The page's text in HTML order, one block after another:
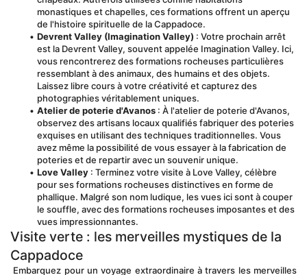
monastiques et chapelles, ces formations offrent un aperçu
de l'histoire spirituelle de la Cappadoce.
Devrent Valley (Imagination Valley) : Votre prochain arrêt
est la Devrent Valley, souvent appelée Imagination Valley. Ici,
vous rencontrerez des formations rocheuses particulières
ressemblant à des animaux, des humains et des objets.
Laissez libre cours à votre créativité et capturez des
photographies véritablement uniques.
Atelier de poterie d'Avanos : À l'atelier de poterie d'Avanos,
observez des artisans locaux qualifiés fabriquer des poteries
exquises en utilisant des techniques traditionnelles. Vous
avez même la possibilité de vous essayer à la fabrication de
poteries et de repartir avec un souvenir unique.
Love Valley : Terminez votre visite à Love Valley, célèbre
pour ses formations rocheuses distinctives en forme de
phallique. Malgré son nom ludique, les vues ici sont à couper
le souffle, avec des formations rocheuses imposantes et des
vues impressionnantes.
Visite verte : les merveilles mystiques de la
Cappadoce